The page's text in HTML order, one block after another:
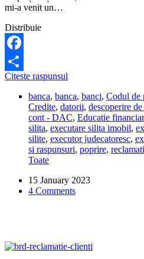
mi-a venit un…
Distribuie
Facebook
Share
Citeste raspunsul
o
datorie
la
banca,
ce
se
parintii
trec
banca, banca, banci, Codul de
Credite, datorii, descoperire de
cont - DAC, Educatie
silita, executare silita imobil,
silite, executor judecatoresc,
si raspunsuri, poprire,
Toate
15 January 2023
4 Comments